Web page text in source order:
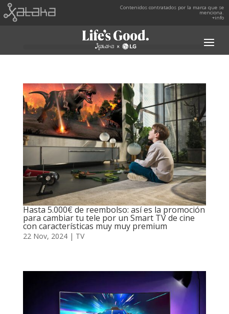
Contenidos contratados por la marca que se
menciona.
+info
Hasta 5.000€ de reembolso: así es la promoción
para cambiar tu tele por un Smart TV de cine
con características muy muy premium
22 Nov, 2024| TV